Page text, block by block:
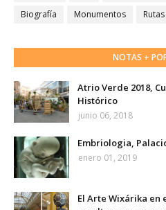
Biografía
Monumentos
NOTAS +
Atrio Verde 2018,
Histórico
junio 06, 2018
Embriologia,
enero 01, 2019
El Arte Wixárika en